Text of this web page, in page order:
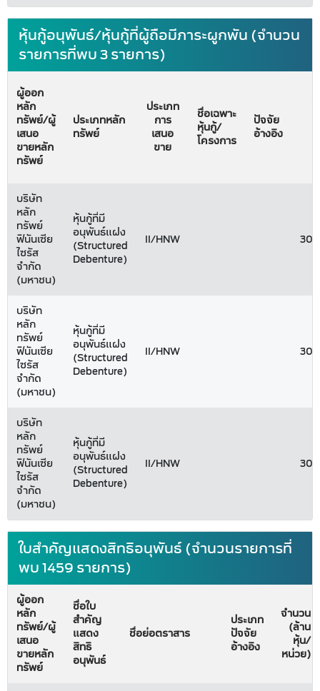
หุ้นกู้อนุพันธ์/หุ้นกู้ที่ผู้ถือมีภาระผูกพัน (จำนวน
รายการที่พบ 3 รายการ)
ผู้ออก
หลัก
ทรัพย์/ผู้
เสนอ
ขายหลัก
ทรัพย์
ประเภทหลัก
ทรัพย์
ประเภท
การ
เสนอ
ขาย
ชื่อเฉพาะ
หุ้นกู้/
โครงการ
ปัจจัย
อ้างอิง
บริษัท
หลัก
ทรัพย์
ฟินันเซีย
ไซรัส
จำกัด
(มหาชน)
หุ้นกู้ที่มี
อนุพันธ์แฝง
(Structured
Debenture)
II/HNW
บริษัท
หลัก
ทรัพย์
ฟินันเซีย
ไซรัส
จำกัด
(มหาชน)
หุ้นกู้ที่มี
อนุพันธ์แฝง
(Structured
Debenture)
II/HNW
บริษัท
หลัก
ทรัพย์
ฟินันเซีย
ไซรัส
จำกัด
(มหาชน)
หุ้นกู้ที่มี
อนุพันธ์แฝง
(Structured
Debenture)
II/HNW
ใบสำคัญแสดงสิทธิอนุพันธ์ (จำนวนรายการที่
พบ 1459 รายการ)
ผู้ออก
หลัก
ทรัพย์/ผู้
เสนอ
ขายหลัก
ทรัพย์
ชื่อใบ
สำคัญ
แสดง
สิทธิ
อนุพันธ์
ชื่อย่อตราสาร
ประเภท
ปัจจัย
อ้างอิง
จำนวน
(ล้าน
หุ้น/
หน่วย)